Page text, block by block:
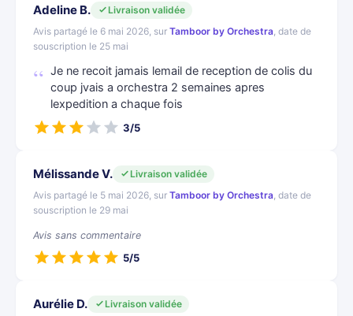
Adeline B.
Livraison validée
Avis partagé le 6 mai 2026, sur Tamboor by Orchestra, date de
souscription le 25 mai
Je ne recoit jamais lemail de reception de colis du
coup jvais a orchestra 2 semaines apres
lexpedition a chaque fois
3/5
Mélissande V.
Livraison validée
Avis partagé le 5 mai 2026, sur Tamboor by Orchestra, date de
souscription le 29 mai
Avis sans commentaire
5/5
Aurélie D.
Livraison validée